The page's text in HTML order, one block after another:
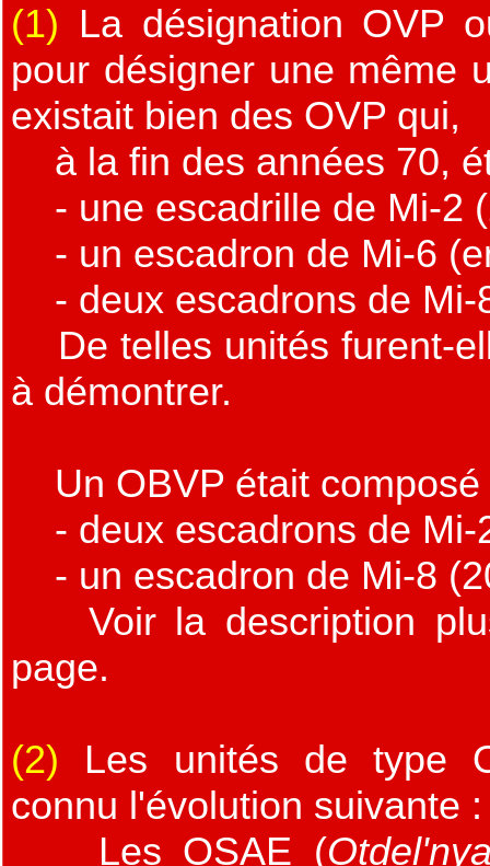
(1) La désignation OVP
pour désigner une même
existait bien des OVP qui,
à la fin des années 70,
- une escadrille de Mi-2
- un escadron de Mi-6
- deux escadrons de Mi-
De telles unités furent-
à démontrer.
Un OBVP était composé
- deux escadrons de Mi-
- un escadron de Mi-8
Voir la description
page.
(2) Les unités de type
connu l'évolution suivante
Les OSAE (